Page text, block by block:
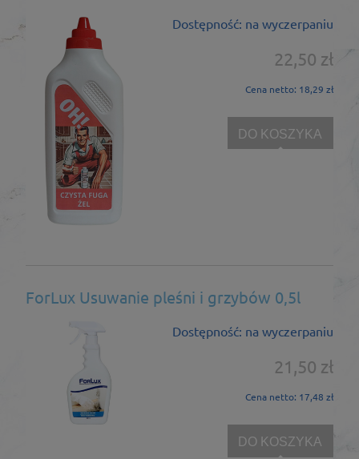
Dostępność: na wyczerpaniu
22,50 zł
Cena netto: 18,29 zł
DO KOSZYKA
ForLux Usuwanie pleśni i grzybów 0,5l
Dostępność: na wyczerpaniu
21,50 zł
Cena netto: 17,48 zł
DO KOSZYKA